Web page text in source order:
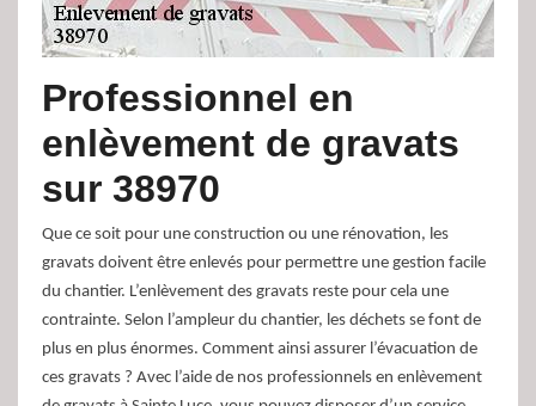
Professionnel en
enlèvement de gravats
sur 38970
Que ce soit pour une construction ou une rénovation, les
gravats doivent être enlevés pour permettre une gestion facile
du chantier. L’enlèvement des gravats reste pour cela une
contrainte. Selon l’ampleur du chantier, les déchets se font de
plus en plus énormes. Comment ainsi assurer l’évacuation de
ces gravats ? Avec l’aide de nos professionnels en enlèvement